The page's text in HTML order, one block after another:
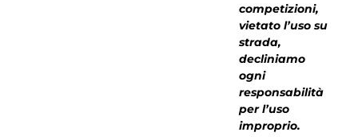
competizioni,
vietato l’uso su
strada,
decliniamo
ogni
responsabilità
per l’uso
improprio.